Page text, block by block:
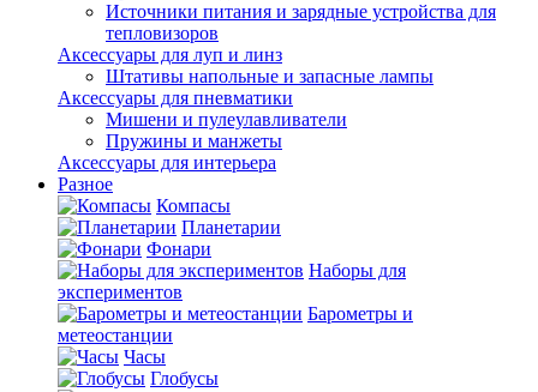
Источники питания и зарядные устройства для
тепловизоров
Аксессуары для луп и линз
Штативы напольные и запасные лампы
Аксессуары для пневматики
Мишени и пулеулавливатели
Пружины и манжеты
Аксессуары для интерьера
Разное
Компасы
Планетарии
Фонари
Наборы для
экспериментов
Барометры и
метеостанции
Часы
Глобусы